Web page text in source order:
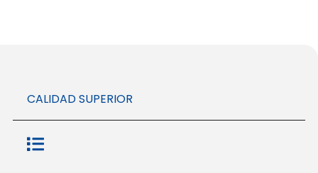
CALIDAD SUPERIOR